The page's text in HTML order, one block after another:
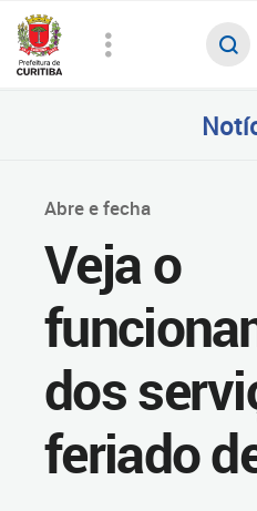
Abre e fecha
Veja o
dos
feriado